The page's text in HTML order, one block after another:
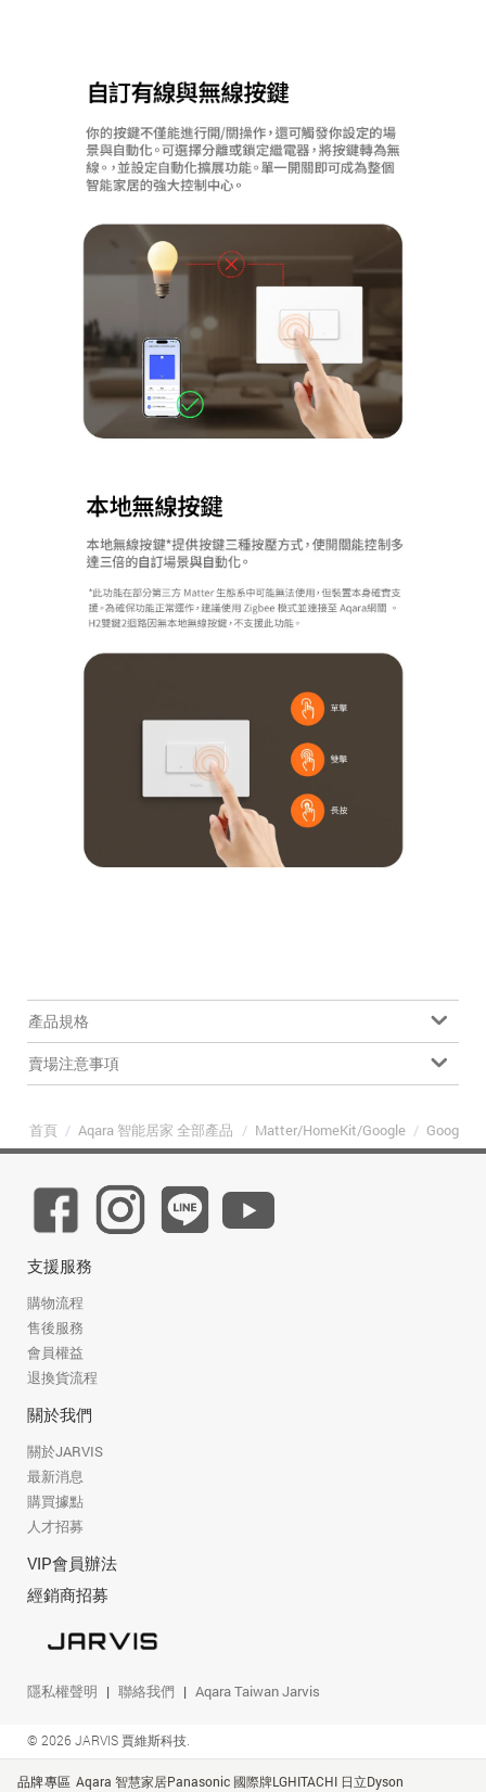
產品規格
賣場注意事項
首頁 / Aqara 智能居家 全部產品 / Matter/HomeKit/Google / Google
支援服務
購物流程
售後服務
會員權益
退換貨流程
關於我們
關於JARVIS
最新消息
購買據點
人才招募
VIP會員辦法
經銷商招募
隱私權聲明 聯絡我們 Aqara Taiwan Jarvis
© 2026 JARVIS 賈維斯科技.
品牌專區 Aqara 智慧家居Panasonic 國際牌LGHITACHI 日立Dyson